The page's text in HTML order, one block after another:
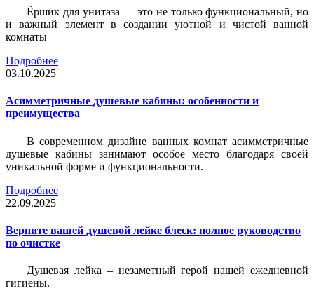
Ёршик для унитаза — это не только функциональный, но
и важный элемент в создании уютной и чистой ванной
комнаты
Подробнее
03.10.2025
Асимметричные душевые кабины: особенности и
преимущества
В современном дизайне ванных комнат асимметричные
душевые кабины занимают особое место благодаря своей
уникальной форме и функциональности.
Подробнее
22.09.2025
Верните вашей душевой лейке блеск: полное руководство
по очистке
Душевая лейка – незаметный герой нашей ежедневной
гигиены.